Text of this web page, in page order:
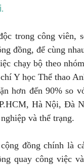
trong công viên,
đồng, để cùng
chạy bộ theo
Y học Thể thao
hơn đến 90% so
Hà Nội, Đà
và thể trạng.
đồng chính là
quay công việc